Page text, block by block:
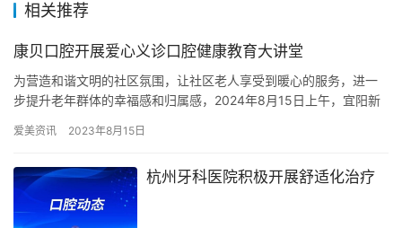
相关推荐
康贝口腔开展爱心义诊口腔健康教育大讲堂
为营造和谐文明的社区氛围，让社区老人享受到暖心的服务，进一
步提升老年群体的幸福感和归属感，2024年8月15日上午，宜阳新
爱美资讯 2023年8月15日
杭州牙科医院积极开展舒适化治疗